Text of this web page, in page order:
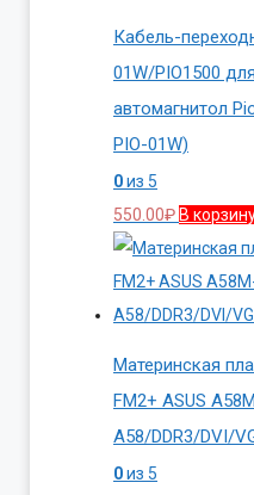
Кабель-
01W/PIO1500 для
автомагнитол
PIO-01W)
0из 5
550.00₽ В
Материнская
FM2+ ASUS
A58/DDR3/DVI/
0из 5